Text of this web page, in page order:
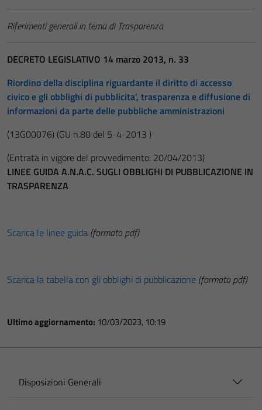
Riferimenti generali in tema di Trasparenza
DECRETO LEGISLATIVO 14 marzo 2013, n. 33
Riordino della disciplina riguardante il diritto di accesso
civico e gli obblighi di pubblicita’, trasparenza e diffusione di
informazioni da parte delle pubbliche amministrazioni
(13G00076) (GU n.80 del 5-4-2013 )
(Entrata in vigore del provvedimento: 20/04/2013)
LINEE GUIDA A.N.A.C. SUGLI OBBLIGHI DI PUBBLICAZIONE IN
TRASPARENZA
Scarica le linee guida (formato pdf)
Scarica la tabella con gli obblighi di pubblicazione (formato pdf)
Ultimo aggiornamento: 10/03/2023, 10:19
Disposizioni Generali